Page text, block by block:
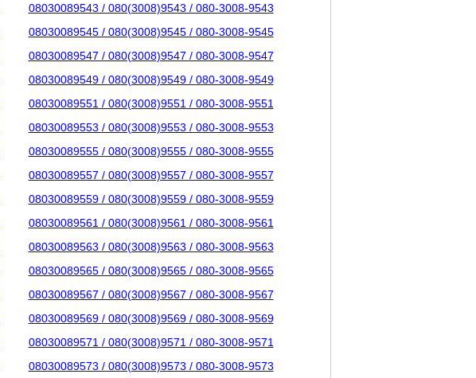
08030089543 / 080(3008)9543 / 080-3008-9543
08030089545 / 080(3008)9545 / 080-3008-9545
08030089547 / 080(3008)9547 / 080-3008-9547
08030089549 / 080(3008)9549 / 080-3008-9549
08030089551 / 080(3008)9551 / 080-3008-9551
08030089553 / 080(3008)9553 / 080-3008-9553
08030089555 / 080(3008)9555 / 080-3008-9555
08030089557 / 080(3008)9557 / 080-3008-9557
08030089559 / 080(3008)9559 / 080-3008-9559
08030089561 / 080(3008)9561 / 080-3008-9561
08030089563 / 080(3008)9563 / 080-3008-9563
08030089565 / 080(3008)9565 / 080-3008-9565
08030089567 / 080(3008)9567 / 080-3008-9567
08030089569 / 080(3008)9569 / 080-3008-9569
08030089571 / 080(3008)9571 / 080-3008-9571
08030089573 / 080(3008)9573 / 080-3008-9573